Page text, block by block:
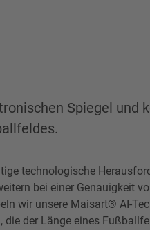
Spiegel und
technologische
bei einer Genauigkeit
wir unsere Maisart® AI-
der Länge eines